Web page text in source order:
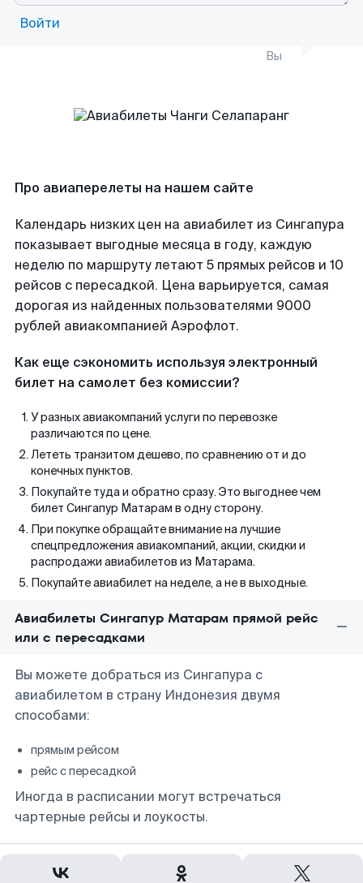
Войти
Вы
Про авиаперелеты на нашем сайте
Календарь низких цен на авиабилет из Сингапура
показывает выгодные месяца в году, каждую
неделю по маршруту летают 5 прямых рейсов и 10
рейсов с пересадкой. Цена варьируется, самая
дорогая из найденных пользователями 9000
рублей авиакомпанией Аэрофлот.
Как еще сэкономить используя электронный
билет на самолет без комиссии?
У разных авиакомпаний услуги по перевозке
различаются по цене.
Лететь транзитом дешево, по сравнению от и до
конечных пунктов.
Покупайте туда и обратно сразу. Это выгоднее чем
билет Сингапур Матарам в одну сторону.
При покупке обращайте внимание на лучшие
спецпредложения авиакомпаний, акции, скидки и
распродажи авиабилетов из Матарама.
Покупайте авиабилет на неделе, а не в выходные.
Авиабилеты Сингапур Матарам прямой рейс
или с пересадками
Вы можете добраться из Сингапура с
авиабилетом в страну Индонезия двумя
способами:
прямым рейсом
рейс с пересадкой
Иногда в расписании могут встречаться
чартерные рейсы и лоукосты.